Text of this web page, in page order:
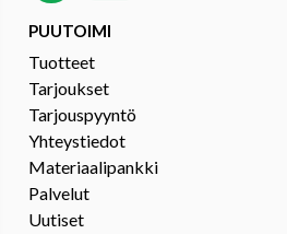
PUUTOIMI
Tuotteet
Tarjoukset
Tarjouspyyntö
Yhteystiedot
Materiaalipankki
Palvelut
Uutiset